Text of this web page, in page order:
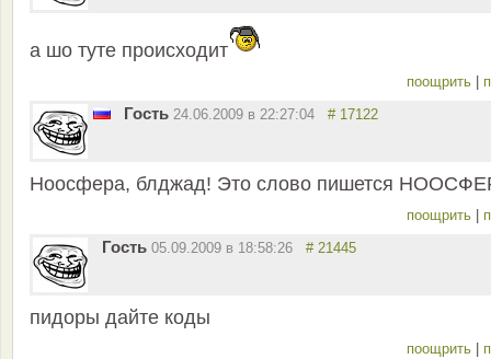
а шо туте происходит
поощрить
Гость 24.06.2009 в 22:27:04 # 17122
Ноосфера, блджад! Это слово пишется
поощрить
Гость 05.09.2009 в 18:58:26 # 21445
пидоры дайте коды
поощрить